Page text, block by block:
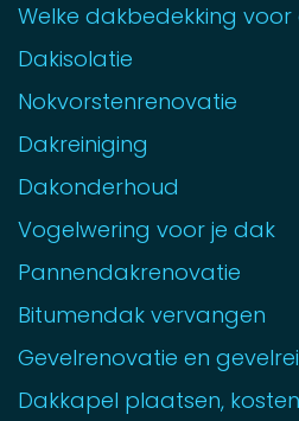
Welke dakbedekking
Dakisolatie
Nokvorstenrenovatie
Dakreiniging
Dakonderhoud
Vogelwering voor je dak
Pannendakrenovatie
Bitumendak vervangen
Gevelrenovatie en
Dakkapel plaatsen,